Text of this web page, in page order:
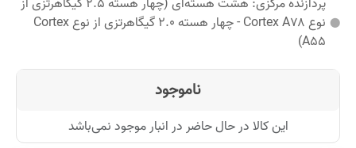
نوع Cortex A۷۸ - چهار هسته ۲.۰ گیگاهرتزی از نوع Cortex
A۵۵)
ناموجود
این کالا در حال حاضر در انبار موجود نمی‌باشد